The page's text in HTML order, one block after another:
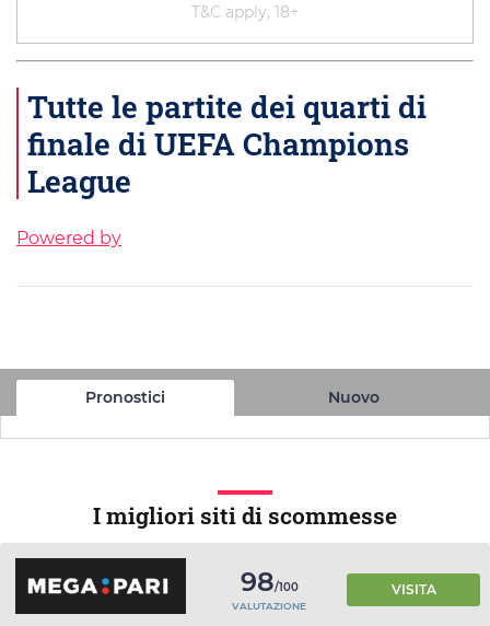
T&C apply, 18+
Tutte le partite dei quarti di
finale di UEFA Champions
League
Powered by
Pronostici Nuovo
I migliori siti di scommesse
98/100
VALUTAZIONE
VISITA